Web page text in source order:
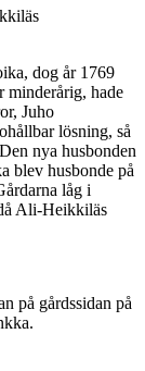
dog år 1769
minderårig, hade
Juho
lösning, så
nya husbonden
blev husbonde på
låg i
Ali-Heikkiläs
på gårdssidan på